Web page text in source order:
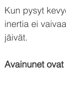
Kun pysyt
inertia ei
jäivät.
Avainunet